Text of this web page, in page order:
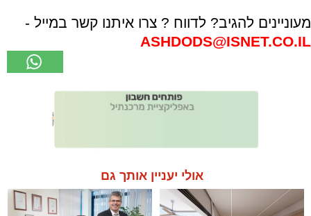
מעוניינים להגיב? לדווח ? צרו איתנו קשר במייל -
ASHDODS@ISNET.CO.IL
אולי יעניין אותך גם